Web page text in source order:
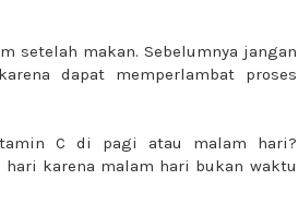
setelah makan. Sebelumnya jangan
dapat memperlambat proses
C di pagi atau malam hari?
karena malam hari bukan waktu